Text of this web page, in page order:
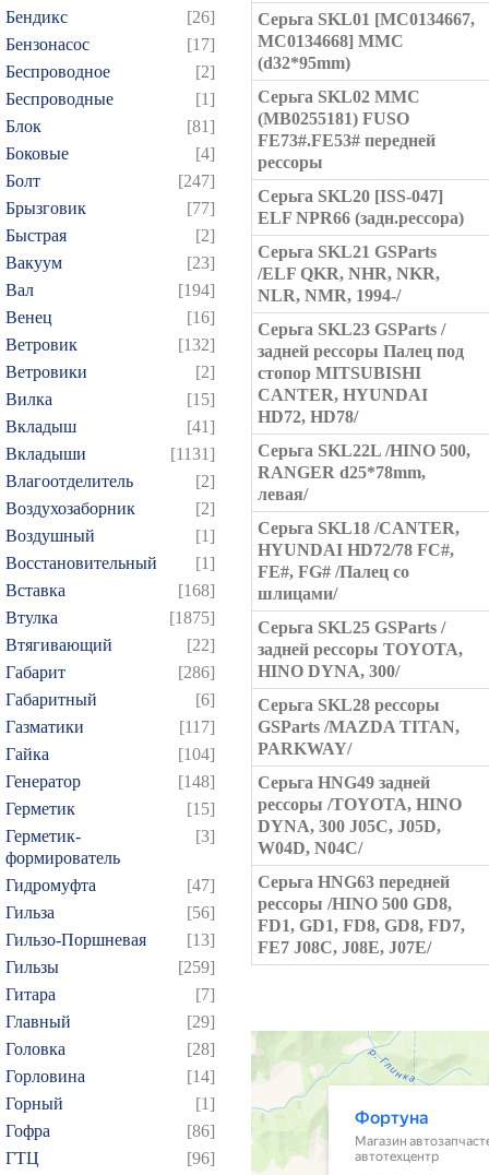
Бендикс
[26]
Бензонасос
[17]
Беспроводное
[2]
Беспроводные
[1]
Блок
[81]
Боковые
[4]
Болт
[247]
Брызговик
[77]
Быстрая
[2]
Вакуум
[23]
Вал
[194]
Венец
[16]
Ветровик
[132]
Ветровики
[2]
Вилка
[15]
Вкладыш
[41]
Вкладыши
[1131]
Влагоотделитель
[2]
Воздухозаборник
[2]
Воздушный
[1]
Восстановительный
[1]
Вставка
[168]
Втулка
[1875]
Втягивающий
[22]
Габарит
[286]
Габаритный
[6]
Газматики
[117]
Гайка
[104]
Генератор
[148]
Герметик
[15]
Герметик-
формирователь
[3]
Гидромуфта
[47]
Гильза
[56]
Гильзо-Поршневая
[13]
Гильзы
[259]
Гитара
[7]
Главный
[29]
Головка
[28]
Горловина
[14]
Горный
[1]
Гофра
[86]
ГТЦ
[96]
Серьга SKL01 [MC0134667,
MC0134668] MMC
(d32*95mm)
Серьга SKL02 MMC
(MB0255181) FUSO
FE73#.FE53# передней
рессоры
Серьга SKL20 [ISS-047]
ELF NPR66 (задн.рессора)
Серьга SKL21 GSParts
/ELF QKR, NHR, NKR,
NLR, NMR, 1994-/
Серьга SKL23 GSParts /
задней рессоры Палец под
стопор MITSUBISHI
CANTER, HYUNDAI
HD72, HD78/
Серьга SKL22L /HINO 500,
RANGER d25*78mm,
левая/
Серьга SKL18 /CANTER,
HYUNDAI HD72/78 FC#,
FE#, FG# /Палец со
шлицами/
Серьга SKL25 GSParts /
задней рессоры TOYOTA,
HINO DYNA, 300/
Серьга SKL28 рессоры
GSParts /MAZDA TITAN,
PARKWAY/
Серьга HNG49 задней
рессоры /TOYOTA, HINO
DYNA, 300 J05C, J05D,
W04D, N04C/
Серьга HNG63 передней
рессоры /HINO 500 GD8,
FD1, GD1, FD8, GD8, FD7,
FE7 J08C, J08E, J07E/